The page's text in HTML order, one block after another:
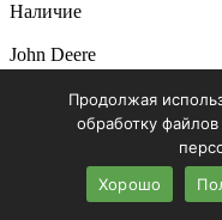
Наличие
John Deere
Сеялка точного высева
Под заказ
Подробнее
Сеялка точного высева
Подробнее
Продолжая
обработку
Хорошо